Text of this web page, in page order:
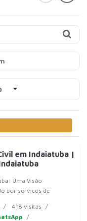
em Indaiatuba |
Uma Visão
por serviços de
418 visitas